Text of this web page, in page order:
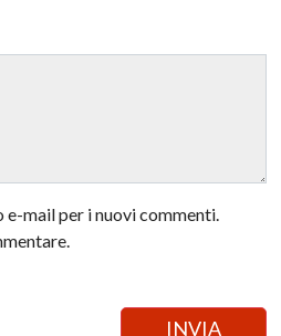
e-mail per i nuovi commenti.